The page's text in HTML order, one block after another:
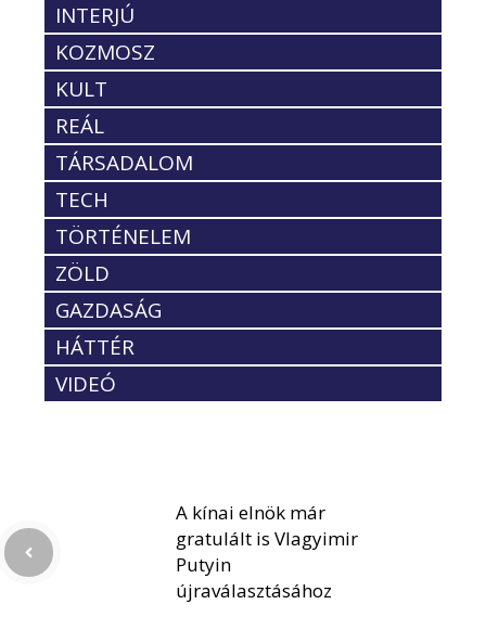
INTERJÚ
KOZMOSZ
KULT
REÁL
TÁRSADALOM
TECH
TÖRTÉNELEM
ZÖLD
GAZDASÁG
HÁTTÉR
VIDEÓ
A kínai elnök már
gratulált is Vlagyimir
Putyin
újraválasztásához